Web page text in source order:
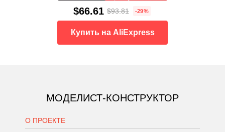
$66.61 $93.81 -29%
Купить на AliExpress
МОДЕЛИСТ-КОНСТРУКТОР
О ПРОЕКТЕ